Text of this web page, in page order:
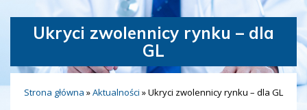
Ukryci zwolennicy rynku – dla
GL
Strona główna »Aktualności »Ukryci zwolennicy rynku – dla GL